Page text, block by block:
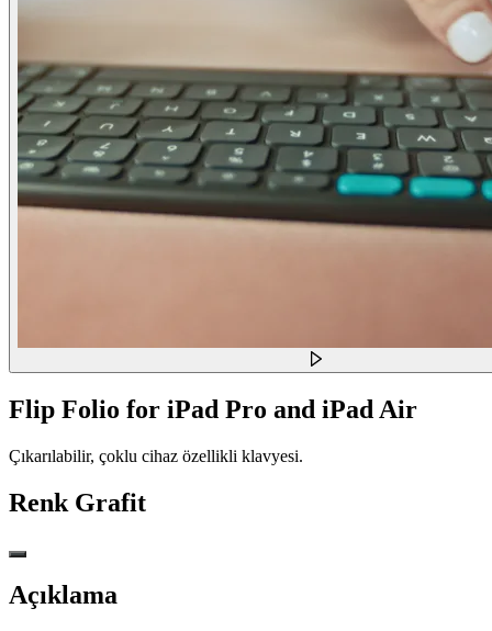
Flip Folio for iPad Pro and iPad Air
Çıkarılabilir, çoklu cihaz özellikli klavyesi.
Renk Grafit
Açıklama